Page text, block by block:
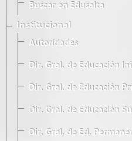
Buscar en Edusalta
Institucional
Autoridades
Dir. Gral. de Educación
Dir. Gral. de Educación
Dir. Gral. de Educación
Dir. Gral. de Ed.